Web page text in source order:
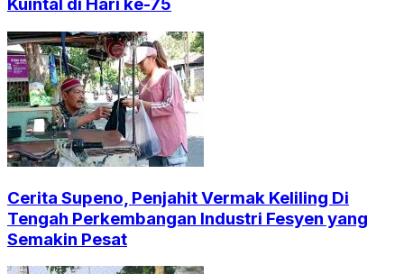
Kuintal di Hari ke-75
Cerita Supeno, Penjahit Vermak Keliling Di
Tengah Perkembangan Industri Fesyen yang
Semakin Pesat